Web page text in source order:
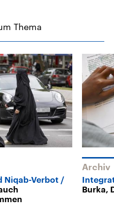
Thema
Niqab-Verbot
Archiv
Burka,